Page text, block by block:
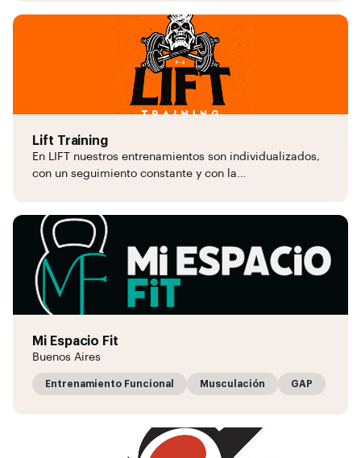
Lift Training
En LIFT nuestros entrenamientos son individualizados,
con un seguimiento constante y con la…
Mi Espacio Fit
Buenos Aires
Entrenamiento Funcional Musculación GAP